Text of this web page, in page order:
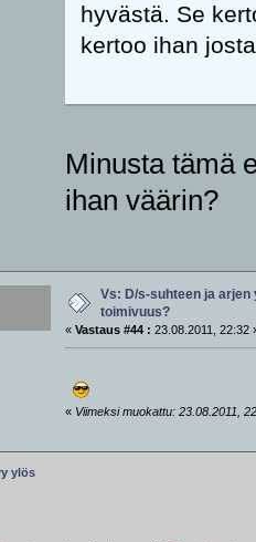
hyvästä. Se
kertoo ihan
Minusta tämä
ihan väärin?
Vs: D/s-suhteen ja arjen
toimivuus?
« Vastaus #44 : 23.08.2011, 22:32
« Viimeksi muokattu: 23.08.2011,
ylös